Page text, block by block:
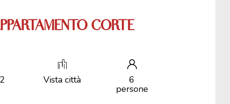
CORTE
Vista città 6
persone